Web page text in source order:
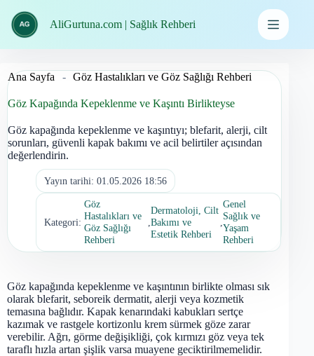
geç
AliGurtuna.com | Sağlık Rehberi
Ana Sayfa - Göz Hastalıkları ve Göz Sağlığı Rehberi
Göz Kapağında Kepeklenme ve Kaşıntı Birlikteyse
Göz kapağında kepeklenme ve kaşıntıyı; blefarit, alerji, cilt
sorunları, güvenli kapak bakımı ve acil belirtiler açısından
değerlendirin.
Yayın tarihi: 01.05.2026 18:56
Kategori:
Göz
Hastalıkları ve
Göz Sağlığı
Rehberi
Dermatoloji, Cilt
Bakımı ve
Estetik Rehberi
,
Genel
Sağlık ve
Yaşam
Rehberi
Göz kapağında kepeklenme ve kaşıntının birlikte olması sık
olarak blefarit, seboreik dermatit, alerji veya kozmetik
temasına bağlıdır. Kapak kenarındaki kabukları sertçe
kazımak ve rastgele kortizonlu krem sürmek göze zarar
verebilir. Ağrı, görme değişikliği, çok kırmızı göz veya tek
taraflı hızla artan şişlik varsa muayene geciktirilmemelidir.